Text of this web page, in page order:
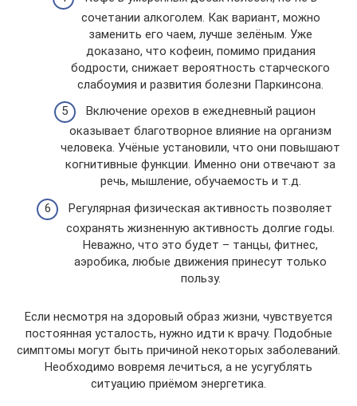
сочетании алкоголем. Как вариант, можно
заменить его чаем, лучше зелёным. Уже
доказано, что кофеин, помимо придания
бодрости, снижает вероятность старческого
слабоумия и развития болезни Паркинсона.
Включение орехов в ежедневный рацион
оказывает благотворное влияние на организм
человека. Учёные установили, что они повышают
когнитивные функции. Именно они отвечают за
речь, мышление, обучаемость и т.д.
Регулярная физическая активность позволяет
сохранять жизненную активность долгие годы.
Неважно, что это будет – танцы, фитнес,
аэробика, любые движения принесут только
пользу.
Если несмотря на здоровый образ жизни, чувствуется
постоянная усталость, нужно идти к врачу. Подобные
симптомы могут быть причиной некоторых заболеваний.
Необходимо вовремя лечиться, а не усугублять
ситуацию приёмом энергетика.